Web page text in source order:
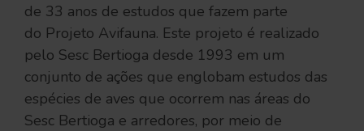
de 33 anos de estudos que fazem parte
do Projeto Avifauna. Este projeto é realizado
pelo Sesc Bertioga desde 1993 em um
conjunto de ações que englobam estudos das
espécies de aves que ocorrem nas áreas do
Sesc Bertioga e arredores, por meio de